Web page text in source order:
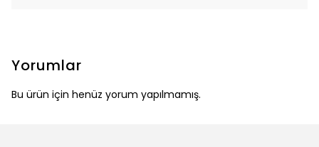
Yorumlar
Bu ürün için henüz yorum yapılmamış.